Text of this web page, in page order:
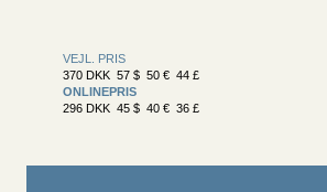
VEJL. PRIS
370 DKK 57 $ 50 € 44 £
ONLINEPRIS
296 DKK 45 $ 40 € 36 £